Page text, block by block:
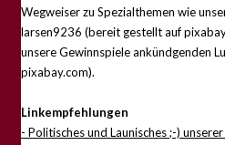
Wegweiser zu Spezialthemen wie
larsen9236 (bereit gestellt auf
unsere Gewinnspiele ankündgenden
pixabay.com).
Linkempfehlungen
- Politisches und Launisches ;-)